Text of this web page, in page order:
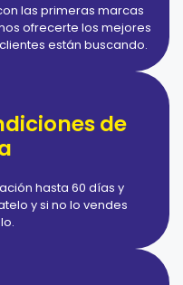
las primeras marcas
ofrecerte los mejores
están buscando.
de
hasta 60 días y
y si no lo vendes